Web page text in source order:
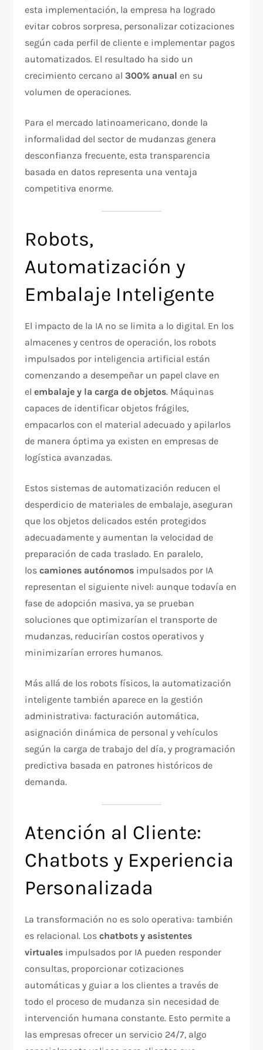
esta implementación, la empresa ha logrado
evitar cobros sorpresa, personalizar cotizaciones
según cada perfil de cliente e implementar pagos
automatizados. El resultado ha sido un
crecimiento cercano al300% anual en su
volumen de operaciones.
Para el mercado latinoamericano, donde la
informalidad del sector de mudanzas genera
desconfianza frecuente, esta transparencia
basada en datos representa una ventaja
competitiva enorme.
Robots,
Automatización y
Embalaje Inteligente
El impacto de la IA no se limita a lo digital. En los
almacenes y centros de operación, los robots
impulsados por inteligencia artificial están
comenzando a desempeñar un papel clave en
elembalaje y la carga de objetos. Máquinas
capaces de identificar objetos frágiles,
empacarlos con el material adecuado y apilarlos
de manera óptima ya existen en empresas de
logística avanzadas.
Estos sistemas de automatización reducen el
desperdicio de materiales de embalaje, aseguran
que los objetos delicados estén protegidos
adecuadamente y aumentan la velocidad de
preparación de cada traslado. En paralelo,
loscamiones autónomos impulsados por IA
representan el siguiente nivel: aunque todavía en
fase de adopción masiva, ya se prueban
soluciones que optimizarían el transporte de
mudanzas, reducirían costos operativos y
minimizarían errores humanos.
Más allá de los robots físicos, la automatización
inteligente también aparece en la gestión
administrativa: facturación automática,
asignación dinámica de personal y vehículos
según la carga de trabajo del día, y programación
predictiva basada en patrones históricos de
demanda.
Atención al Cliente:
Chatbots y Experiencia
Personalizada
La transformación no es solo operativa: también
es relacional. Loschatbots y asistentes
virtuales impulsados por IA pueden responder
consultas, proporcionar cotizaciones
automáticas y guiar a los clientes a través de
todo el proceso de mudanza sin necesidad de
intervención humana constante. Esto permite a
las empresas ofrecer un servicio 24/7, algo